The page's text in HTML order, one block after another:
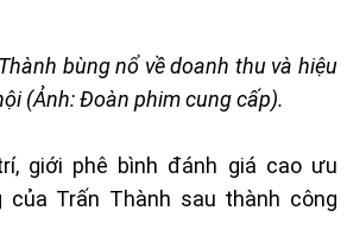
bùng nổ về doanh thu và hiệu
(Ảnh: Đoàn phim cung cấp).
giới phê bình đánh giá cao ưu
Trấn Thành sau thành công